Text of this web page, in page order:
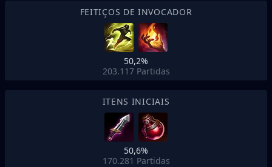
FEITIÇOS DE INVOCADOR
50,2%
203.117 Partidas
ITENS INICIAIS
50,6%
170.281 Partidas